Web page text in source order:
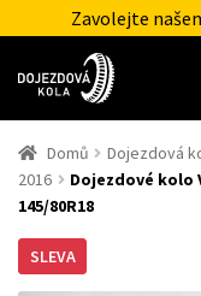
Zavolejte
Domů Dojezdová
2016
Dojezdové kolo
145/80R18
SLEVA